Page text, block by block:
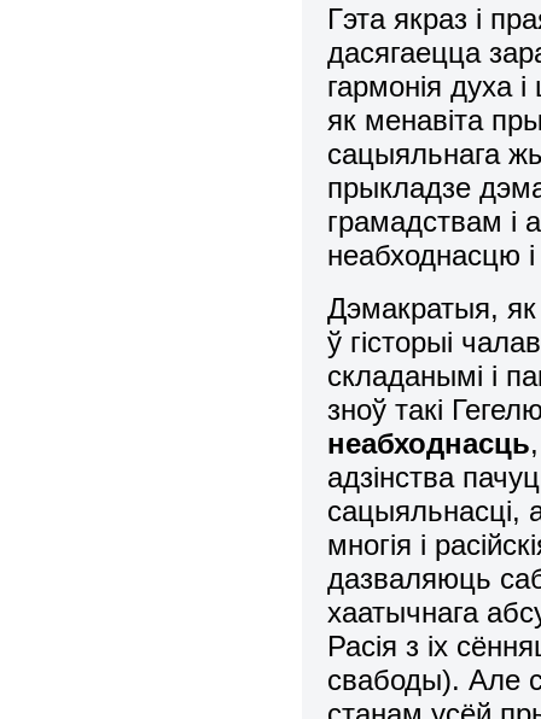
Гэта якраз і
дасягаецца
гармонія духа
як менавіта
сацыяльнага
прыкладзе
грамадствам і
неабходнасцю
Дэмакратыя, як
ў гісторыі
складанымі і
зноў такі
неабходнасць
адзінства
сацыяльнасці,
многія і
дазваляюць
хаатычнага
Расія з іх
свабоды). Але